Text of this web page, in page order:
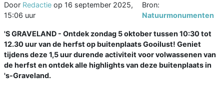
Door Redactie op 16 september 2025,
15:06 uur
Bron:
Natuurmonumenten
'S GRAVELAND - Ontdek zondag 5 oktober tussen 10:30 tot
12.30 uur van de herfst op buitenplaats Gooilust! Geniet
tijdens deze 1,5 uur durende activiteit voor volwassenen van
de herfst en ontdek alle highlights van deze buitenplaats in
's-Graveland.